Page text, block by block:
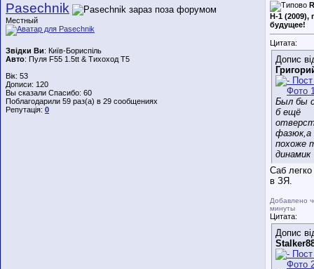
Pasechnik
Местный
Звідки Ви: Київ-Бориспіль
Авто: Пуля F55 1.5tt & Тихоход T5
Вік: 53
Дописи: 120
Вы сказали Спасибо: 60
Поблагодарили 59 раз(а) в 29 сообщениях
Репутація: 0
H-1 (2009),
будущее!
Цитата:
Допис
Был бы
б ещё
фазюк,а
похоже
динамик
Саб
в ЗЯ.
Добавлено
минуты
Цитата:
Допис